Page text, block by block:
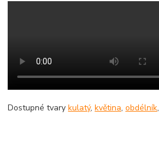
Dostupné tvarykulatý,květina,obdélník,